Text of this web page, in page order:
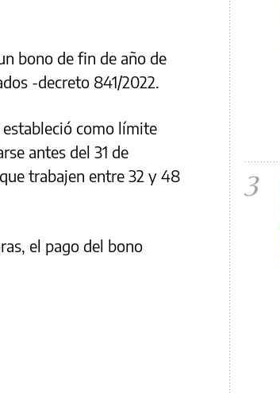
bono de fin de año de
-decreto 841/2022.
estableció como límite
antes del 31 de
trabajen entre 32 y 48
el pago del bono
3